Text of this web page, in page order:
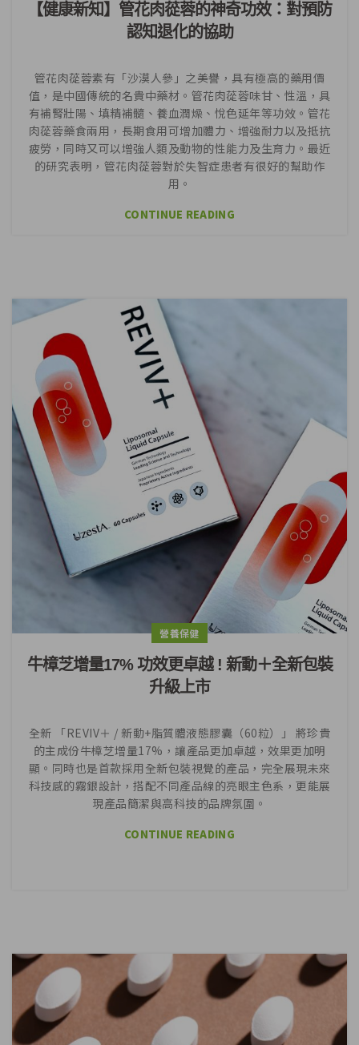
【健康新知】管花肉蓯蓉的神奇功效：對預防
認知退化的協助
管花肉蓯蓉素有「沙漠人參」之美譽，具有極高的藥用價
值，是中國傳統的名貴中藥材。管花肉蓯蓉味甘、性溫，具
有補腎壯陽、填精補髓、養血潤燥、悅色延年等功效。管花
肉蓯蓉藥食兩用，長期食用可增加體力、增強耐力以及抵抗
疲勞，同時又可以增強人類及動物的性能力及生育力。最近
的研究表明，管花肉蓯蓉對於失智症患者有很好的幫助作
用。
CONTINUE READING
營養保健
牛樟芝增量17% 功效更卓越 ! 新動＋全新包裝
升級上市
全新 「REVIV＋ / 新動+脂質體液態膠囊（60粒）」 將珍貴
的主成份牛樟芝增量17%，讓產品更加卓越，效果更加明
顯。同時也是首款採用全新包裝視覺的產品，完全展現未來
科技感的霧銀設計，搭配不同產品線的亮眼主色系，更能展
現產品簡潔與高科技的品牌氛圍。
CONTINUE READING